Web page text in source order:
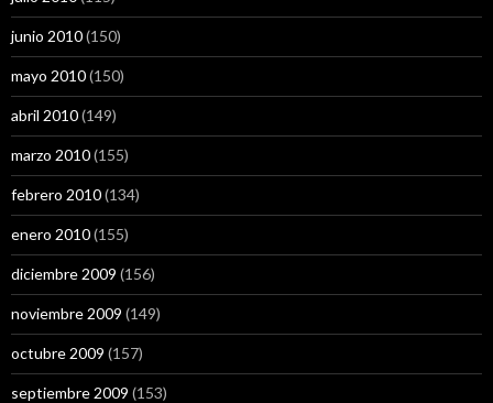
junio 2010(150)
mayo 2010(150)
abril 2010(149)
marzo 2010(155)
febrero 2010(134)
enero 2010(155)
diciembre 2009 (156)
noviembre 2009 (149)
octubre 2009 (157)
septiembre 2009 (153)